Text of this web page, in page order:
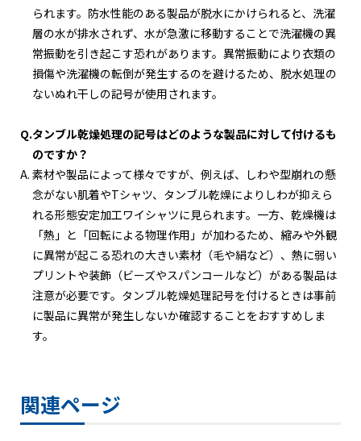
られます。防水性能のある製品が脱水にかけられると、洗濯
層の水が排水されず、水が急激に移動することで洗濯機の異
常振動を引き起こす恐れがあります。異常振動により衣類の
損傷や洗濯機の転倒が発生するのを避けるため、脱水処理の
ないぬれ干しの記号が使用されます。
Q.タンブル乾燥処理の記号はどのような製品に対して付けるも
のですか？
A. 素材や製品によって様々ですが、例えば、しわや型崩れの懸
念がない肌着やTシャツ、タンブル乾燥によりしわが抑えら
れる形態安定加工ワイシャツに見られます。一方、乾燥機は
「熱」と「回転による物理作用」が加わるため、縮みや外観
に異常が起こる恐れの大きい素材（毛や絹など）、熱に弱い
プリントや装飾（ビーズやスパンコールなど）がある製品は
注意が必要です。タンブル乾燥処理記号を付けるときは事前
に製品に異常が発生しないか確認することをおすすめしま
す。
関連ページ